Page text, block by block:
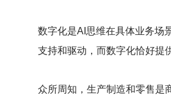
数字化是AI思维在具体业务场
支持和驱动，而数字化恰好提
众所周知，生产制造和零售是